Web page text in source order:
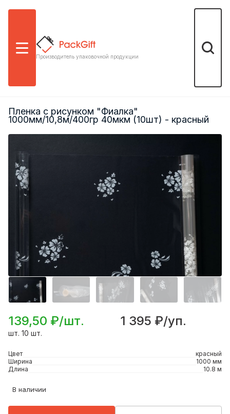
Меню
Производитель упаковочной продукции
Поиск
Пленка с рисунком "Фиалка"
1000мм/10,8м/400гр 40мкм (10шт) - красный
139,50 ₽/шт. 1 395 ₽/уп.
шт. 10 шт.
Цвет
красный
Ширина
1000 мм
Длина
10.8 м
В наличии